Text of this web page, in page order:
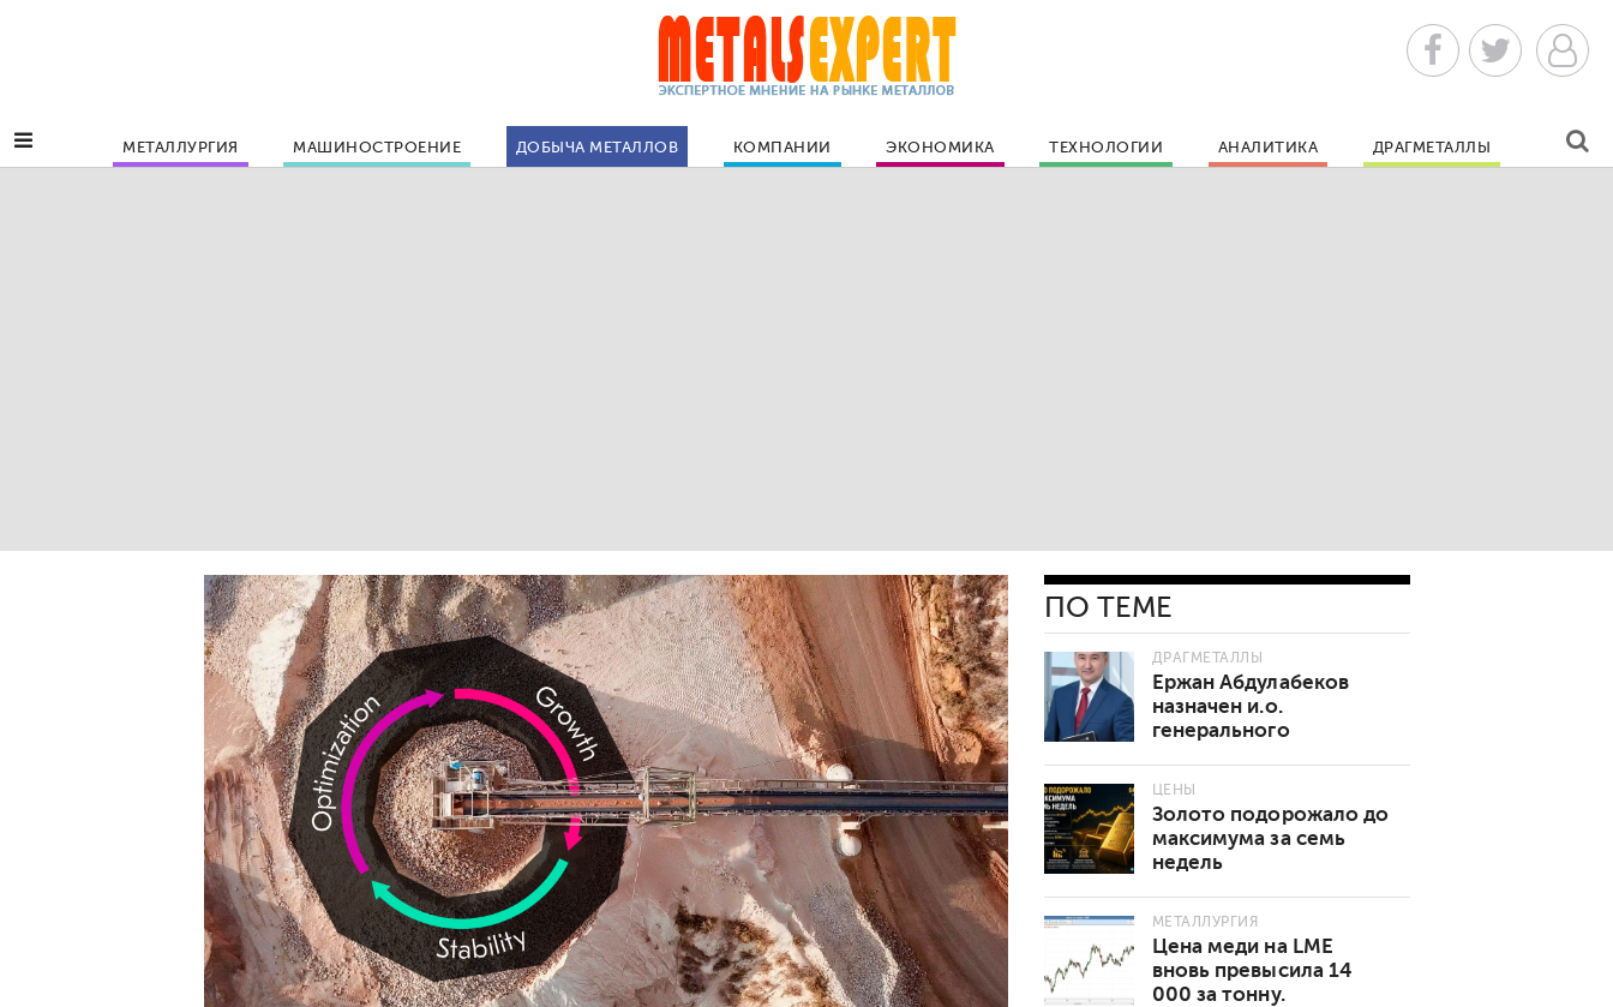
МЕТАЛЛУРГИЯ МАШИНОСТРОЕНИЕ ДОБЫЧА МЕТАЛЛОВ КОМПАНИИ ЭКОНОМИКА ТЕХНОЛОГИИ АНАЛИТИКА ДРАГМЕТАЛЛЫ
ПО ТЕМЕ
ДРАГМЕТАЛЛЫ
Ержан Абдулабеков
назначен и.о.
генерального
ЦЕНЫ
Золото подорожало до
максимума за семь
недель
МЕТАЛЛУРГИЯ
Цена меди на LME
вновь превысила 14
000 за тонну.